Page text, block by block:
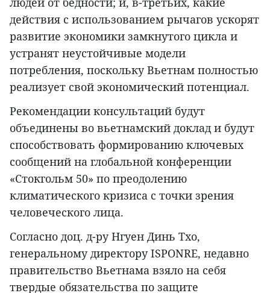
действия с использованием рычагов ускорят
развитие экономики замкнутого цикла и
устранят неустойчивые модели
потребления, поскольку Вьетнам полностью
реализует свой экономический потенциал.
Рекомендации консультаций будут
объединены во вьетнамский доклад и будут
способствовать формированию ключевых
сообщений на глобальной конференции
«Стокгольм 50» по преодолению
климатического кризиса с точки зрения
человеческого лица.
Согласно доц. д-ру Нгуен Динь Тхо,
генеральному директору ISPONRE, недавно
правительство Вьетнама взяло на себя
твердые обязательства по защите